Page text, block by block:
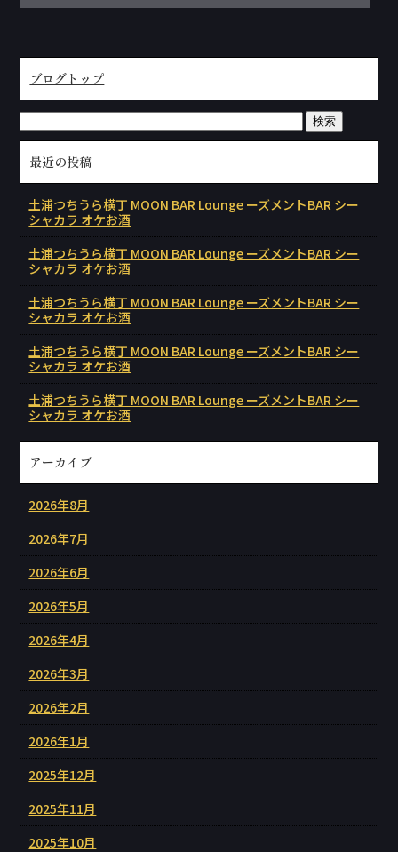
ブログトップ
最近の投稿
土浦つちうら横丁 MOON BAR Lounge ーズメントBAR シー
シャカラ オケお酒
土浦つちうら横丁 MOON BAR Lounge ーズメントBAR シー
シャカラ オケお酒
土浦つちうら横丁 MOON BAR Lounge ーズメントBAR シー
シャカラ オケお酒
土浦つちうら横丁 MOON BAR Lounge ーズメントBAR シー
シャカラ オケお酒
土浦つちうら横丁 MOON BAR Lounge ーズメントBAR シー
シャカラ オケお酒
アーカイブ
2026年8月
2026年7月
2026年6月
2026年5月
2026年4月
2026年3月
2026年2月
2026年1月
2025年12月
2025年11月
2025年10月